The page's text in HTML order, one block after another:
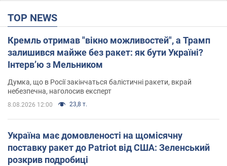
TOP NEWS
Кремль отримав "вікно можливостей", а Трамп
залишився майже без ракет: як бути Україні?
Інтерв’ю з Мельником
Думка, що в Росії закінчаться балістичні ракети, вкрай
небезпечна, наголосив експерт
8.08.2026 12:00 23,8 т.
Україна має домовленості на щомісячну
поставку ракет до Patriot від США: Зеленський
розкрив подробиці